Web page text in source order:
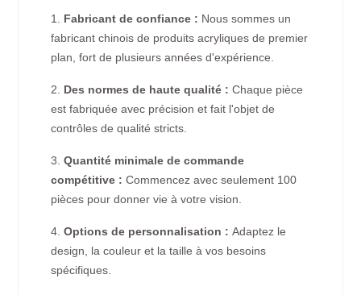
1. Fabricant de confiance : Nous sommes un
fabricant chinois de produits acryliques de premier
plan, fort de plusieurs années d'expérience.
2. Des normes de haute qualité : Chaque pièce
est fabriquée avec précision et fait l'objet de
contrôles de qualité stricts.
3.Quantité minimale de commande
compétitive : Commencez avec seulement 100
pièces pour donner vie à votre vision.
4.Options de personnalisation : Adaptez le
design, la couleur et la taille à vos besoins
spécifiques.